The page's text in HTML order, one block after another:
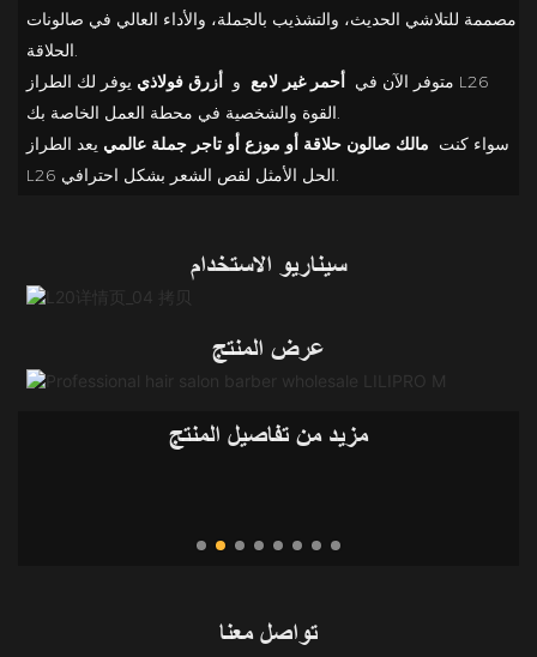
مصممة للتلاشي الحديث، والتشذيب بالجملة، والأداء العالي في صالونات
متوفر الآن في أحمر غير لامع و أزرق فولاذي يوفر لك الطراز L26
سواء كنت مالك صالون حلاقة أو موزع أو تاجر جملة عالمي يعد الطراز
سيناريو الاستخدام
عرض المنتج
مزيد من تفاصيل المنتج
تواصل معنا